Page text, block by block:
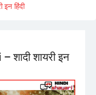
हिंदी
शादी शायरी इन